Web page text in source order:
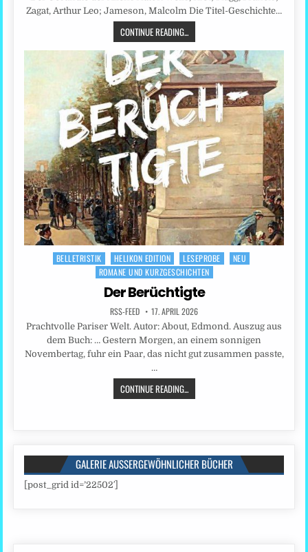
Zagat, Arthur Leo; Jameson, Malcolm Die Titel-Geschichte…
CONTINUE READING...
Posted
BELLETRISTIK HELIKON EDITION LESEPROBE
NEU
ROMANE UND KURZGESCHICHTEN
Der Berüchtigte
RSS-FEED 17. APRIL 2026
Prachtvolle Pariser Welt. Autor: About, Edmond. Auszug aus
dem Buch: … Gestern Morgen, an einem sonnigen
Novembertag, fuhr ein Paar, das nicht gut zusammen passte,
…
CONTINUE READING...
GALERIE AUSSERGEWÖHNLICHER BÜCHER
[post_grid id=’22502′]